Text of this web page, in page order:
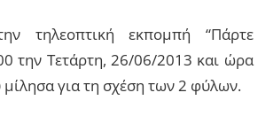
τηλεοπτική εκπομπή “Πάρτε
την Τετάρτη, 26/06/2013 και ώρα
για τη σχέση των 2 φύλων.